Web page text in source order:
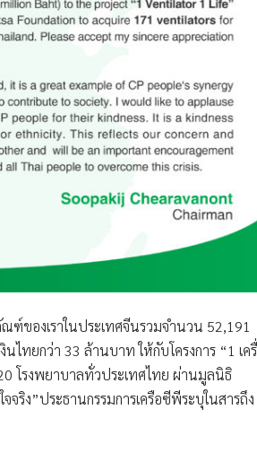
ฑ์ของเราในประเทศจีนรวมจำนวน 52,191
ไทยกว่า 33 ล้านบาท ให้กับโครงการ “1 เค
โรงพยาบาลทั่วประเทศไทย ผ่านมูลนิธิ
ง”ประธานกรรมการเครือซีพีระบุในสารถึง